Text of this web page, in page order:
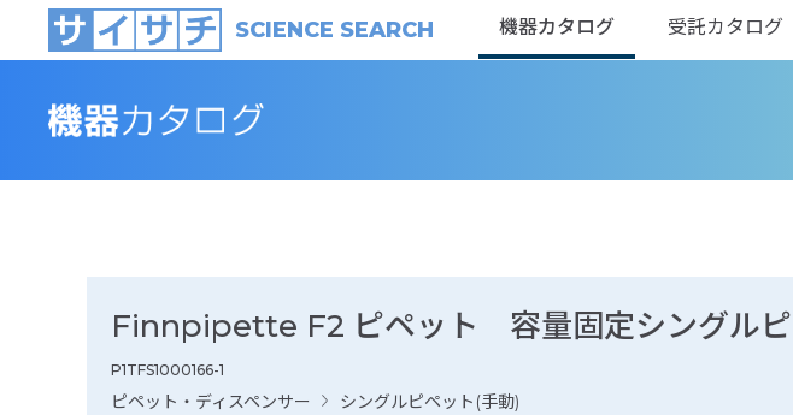
SCIENCE SEARCH 機器カタログ 受託カタログ
Finnpipette F2 ピペット 容量固定シングルピ
P1TFS1000166-1
ピペット・ディスペンサー シングルピペット(手動)